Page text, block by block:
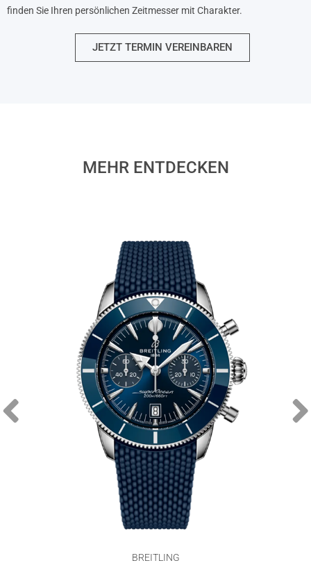
finden Sie Ihren persönlichen Zeitmesser mit Charakter.
JETZT TERMIN VEREINBAREN
MEHR ENTDECKEN
BREITLING